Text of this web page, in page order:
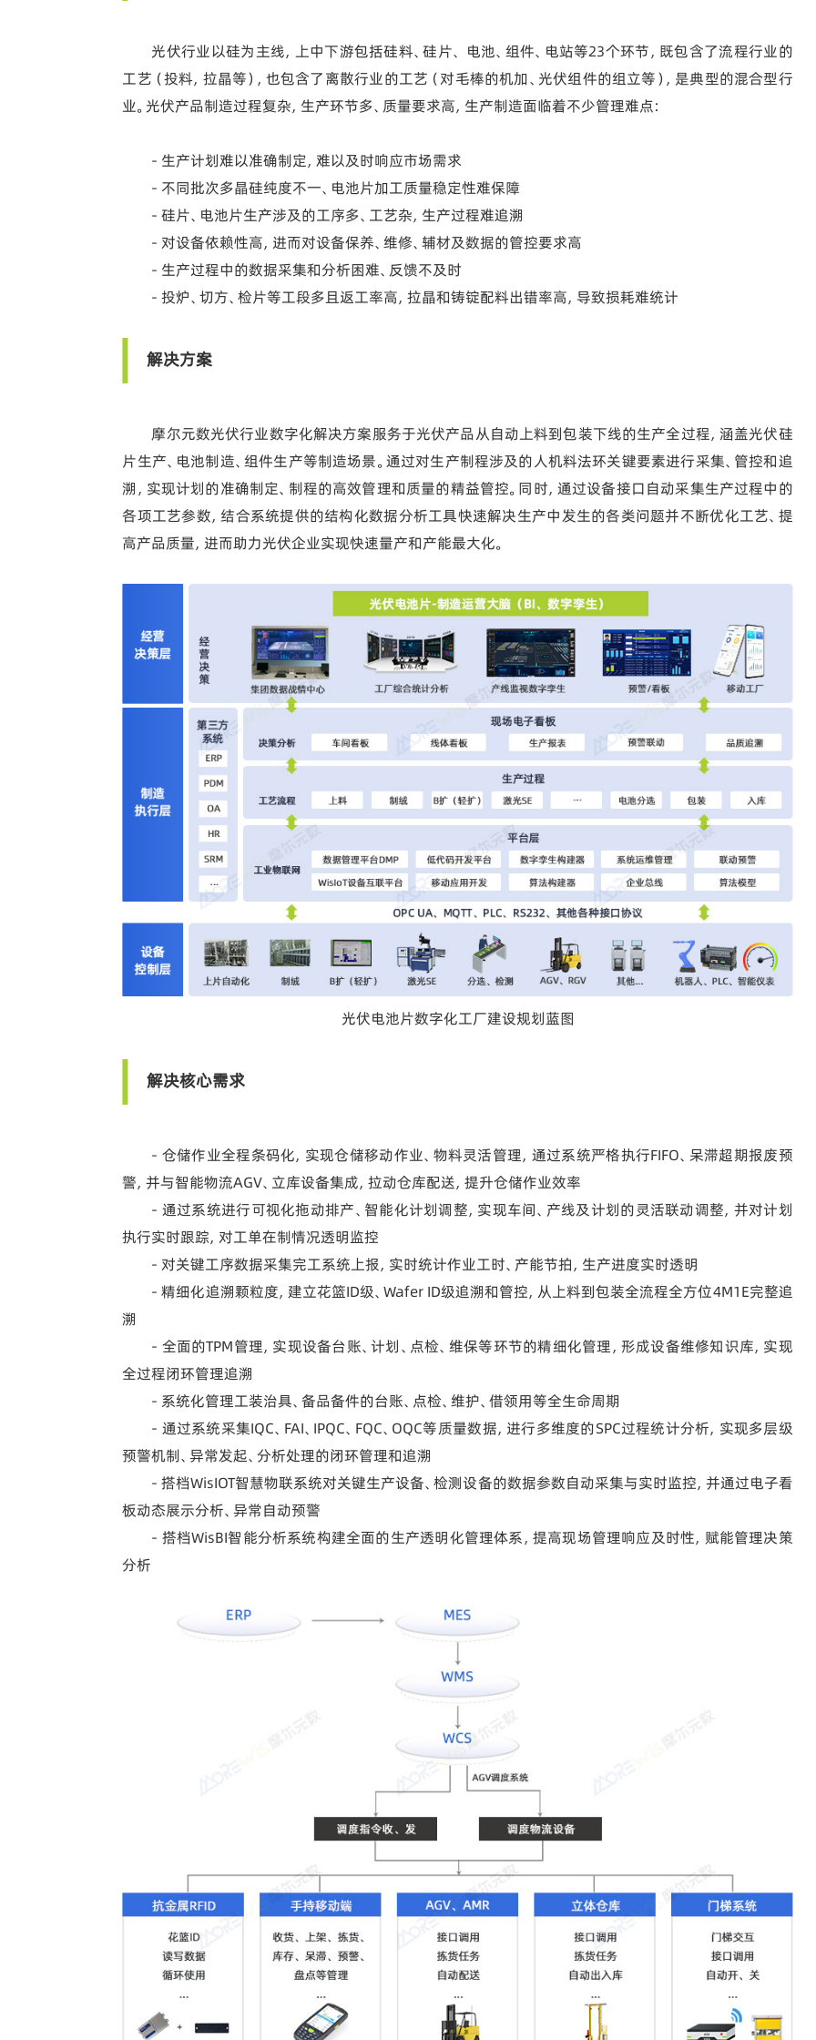
光伏行业以硅为主线，上中下游包括硅料、硅片、 电池、组件、电站等23个环节，既包含了流程行业的
工艺（投料，拉晶等），也包含了离散行业的工艺（对毛棒的机加、光伏组件的组立等），是典型的混合型行
业。光伏产品制造过程复杂，生产环节多、质量要求高，生产制造面临着不少管理难点：
- 生产计划难以准确制定，难以及时响应市场需求
- 不同批次多晶硅纯度不一、电池片加工质量稳定性难保障
- 硅片、电池片生产涉及的工序多、工艺杂，生产过程难追溯
- 对设备依赖性高，进而对设备保养、维修、辅材及数据的管控要求高
- 生产过程中的数据采集和分析困难、反馈不及时
- 投炉、切方、检片等工段多且返工率高，拉晶和铸锭配料出错率高，导致损耗难统计
解决方案
摩尔元数光伏行业数字化解决方案服务于光伏产品从自动上料到包装下线的生产全过程，涵盖光伏硅
片生产、电池制造、组件生产等制造场景。通过对生产制程涉及的人机料法环关键要素进行采集、管控和追
溯，实现计划的准确制定、制程的高效管理和质量的精益管控。同时，通过设备接口自动采集生产过程中的
各项工艺参数，结合系统提供的结构化数据分析工具快速解决生产中发生的各类问题并不断优化工艺、提
高产品质量，进而助力光伏企业实现快速量产和产能最大化。
光伏电池片数字化工厂建设规划蓝图
解决核心需求
- 仓储作业全程条码化，实现仓储移动作业、物料灵活管理，通过系统严格执行FIFO、呆滞超期报废预
警，并与智能物流AGV、立库设备集成，拉动仓库配送，提升仓储作业效率
- 通过系统进行可视化拖动排产、智能化计划调整，实现车间、产线及计划的灵活联动调整，并对计划
执行实时跟踪，对工单在制情况透明监控
- 对关键工序数据采集完工系统上报，实时统计作业工时、产能节拍，生产进度实时透明
- 精细化追溯颗粒度，建立花篮ID级、Wafer ID级追溯和管控，从上料到包装全流程全方位4M1E完整追
溯
- 全面的TPM管理，实现设备台账、计划、点检、维保等环节的精细化管理，形成设备维修知识库，实现
全过程闭环管理追溯
- 系统化管理工装治具、备品备件的台账、点检、维护、借领用等全生命周期
- 通过系统采集IQC、FAI、IPQC、FQC、OQC等质量数据，进行多维度的SPC过程统计分析，实现多层级
预警机制、异常发起、分析处理的闭环管理和追溯
- 搭档WisIOT智慧物联系统对关键生产设备、检测设备的数据参数自动采集与实时监控，并通过电子看
板动态展示分析、异常自动预警
- 搭档WisBI智能分析系统构建全面的生产透明化管理体系，提高现场管理响应及时性，赋能管理决策
分析